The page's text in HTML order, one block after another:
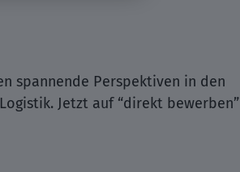
spannende Perspektiven in den
Jetzt auf “direkt bewerben”